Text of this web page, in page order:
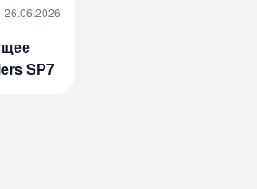
26.06.2026
SP7